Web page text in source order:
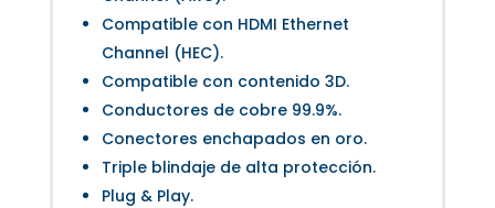
Compatible con HDMI Ethernet
Channel (HEC).
Compatible con contenido 3D.
Conductores de cobre 99.9%.
Conectores enchapados en oro.
Triple blindaje de alta protección.
Plug & Play.